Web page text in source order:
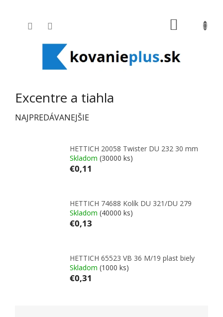
Excentre a tiahla
NAJPREDÁVANEJŠIE
HETTICH 20058 Twister DU 232 30 mm
Skladom (30000 ks)
€0,11
HETTICH 74688 Kolík DU 321/DU 279
Skladom (40000 ks)
€0,13
HETTICH 65523 VB 36 M/19 plast biely
Skladom (1000 ks)
€0,31